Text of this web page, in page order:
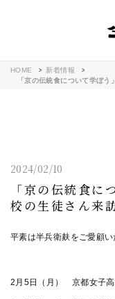
HOME
新着情報
「京の伝統食について学ぼ
「京の伝統食に
校の生徒さん来
2024/02/10
平素は半兵衛麸をご愛顧い
2月5日（月） 京都女子